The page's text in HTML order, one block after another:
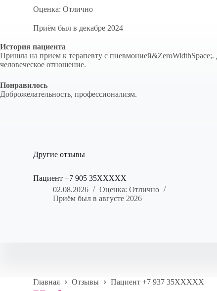
Оценка: Отлично
Приём был в декабре 2024
История пациента
Пришла на прием к терапевту с
человеческое отношение.
Понравилось
Доброжелательность, профессионализм.
Другие отзывы
Пациент +7 905 35XXXXX
02.08.2026
Оценка: Отлично
Приём был в августе 2026
Главная Отзывы Пациент +7 937 35XXXXX